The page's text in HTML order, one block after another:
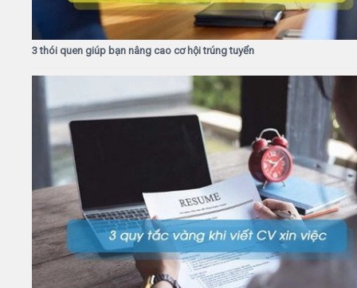
3 thói quen giúp bạn nâng cao cơ hội trúng tuyển